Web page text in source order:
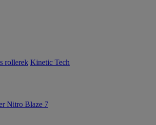
rollerek Kinetic Tech
Nitro Blaze 7